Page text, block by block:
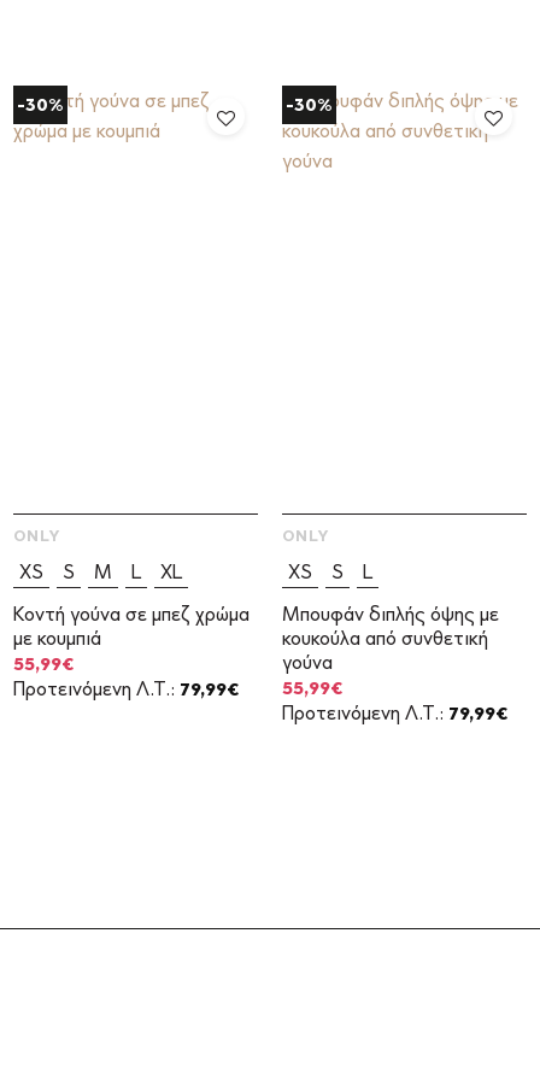
-30%
XS S M L
XL
Κοντή γούνα σε μπεζ χρώμα
με κουμπιά
ONLY
Original
price
was:
55,99€
τρέχουσα
τιμή
Προτεινόμενη Λ.Τ.: 79,99€
-30%
XS S
L
Μπουφάν διπλής όψης με
κουκούλα από συνθετική
γούνα
ONLY
Original
price
was:
55,99€Η
τρέχουσα
τιμή
Προτεινόμενη Λ.Τ.: 79,99€